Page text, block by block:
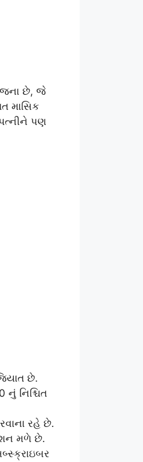
છે, જે
માસિક
પણ
છે.
નિશ્ચિત
રહે છે.
મળે છે.